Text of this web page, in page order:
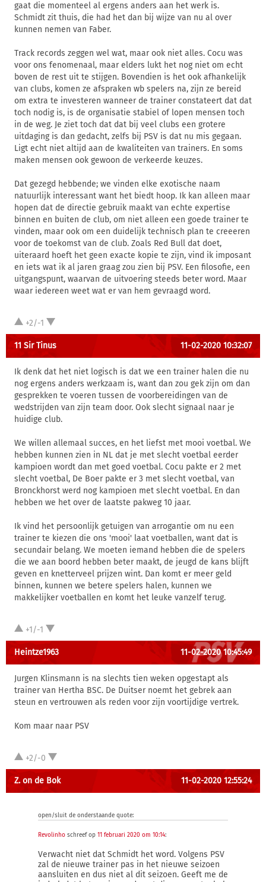
gaat die momenteel al ergens anders aan het werk is.
Schmidt zit thuis, die had het dan bij wijze van nu al over
kunnen nemen van Faber.
Track records zeggen wel wat, maar ook niet alles. Cocu was
voor ons fenomenaal, maar elders lukt het nog niet om echt
boven de rest uit te stijgen. Bovendien is het ook afhankelijk
van clubs, komen ze afspraken wb spelers na, zijn ze bereid
om extra te investeren wanneer de trainer constateert dat dat
toch nodig is, is de organisatie stabiel of lopen mensen toch
in de weg. Je ziet toch dat dat bij veel clubs een grotere
uitdaging is dan gedacht, zelfs bij PSV is dat nu mis gegaan.
Ligt echt niet altijd aan de kwaliteiten van trainers. En soms
maken mensen ook gewoon de verkeerde keuzes.
Dat gezegd hebbende; we vinden elke exotische naam
natuurlijk interessant want het biedt hoop. Ik kan alleen maar
hopen dat de directie gebruik maakt van echte expertise
binnen en buiten de club, om niet alleen een goede trainer te
vinden, maar ook om een duidelijk technisch plan te creeeren
voor de toekomst van de club. Zoals Red Bull dat doet,
uiteraard hoeft het geen exacte kopie te zijn, vind ik imposant
en iets wat ik al jaren graag zou zien bij PSV. Een filosofie, een
uitgangspunt, waarvan de uitvoering steeds beter word. Maar
waar iedereen weet wat er van hem gevraagd word.
+2/-1
11 Sir Tinus 11-02-2020 10:32:07
Ik denk dat het niet logisch is dat we een trainer halen die nu
nog ergens anders werkzaam is, want dan zou gek zijn om dan
gesprekken te voeren tussen de voorbereidingen van de
wedstrijden van zijn team door. Ook slecht signaal naar je
huidige club.
We willen allemaal succes, en het liefst met mooi voetbal. We
hebben kunnen zien in NL dat je met slecht voetbal eerder
kampioen wordt dan met goed voetbal. Cocu pakte er 2 met
slecht voetbal, De Boer pakte er 3 met slecht voetbal, van
Bronckhorst werd nog kampioen met slecht voetbal. En dan
hebben we het over de laatste pakweg 10 jaar.
Ik vind het persoonlijk getuigen van arrogantie om nu een
trainer te kiezen die ons 'mooi' laat voetballen, want dat is
secundair belang. We moeten iemand hebben die de spelers
die we aan boord hebben beter maakt, de jeugd de kans blijft
geven en knetterveel prijzen wint. Dan komt er meer geld
binnen, kunnen we betere spelers halen, kunnen we
makkelijker voetballen en komt het leuke vanzelf terug.
+1/-1
Heintze1963 11-02-2020 10:45:49
Jurgen Klinsmann is na slechts tien weken opgestapt als
trainer van Hertha BSC. De Duitser noemt het gebrek aan
steun en vertrouwen als reden voor zijn voortijdige vertrek.
Kom maar naar PSV
+2/-0
Z. on de Bok 11-02-2020 12:55:24
open/sluit de onderstaande quote:
Revolinho schreef op 11 februari 2020 om 10:14:
Verwacht niet dat Schmidt het word. Volgens PSV
zal de nieuwe trainer pas in het nieuwe seizoen
aansluiten en dus niet al dit seizoen. Geeft me de